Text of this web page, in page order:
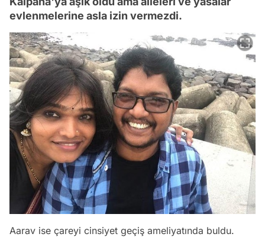
evlenmelerine asla izin vermezdi.
Aarav ise çareyi cinsiyet geçiş ameliyatında buldu.